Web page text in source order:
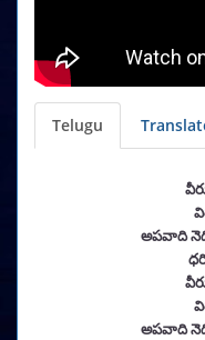
Telugu
అపవాది
అపవాది